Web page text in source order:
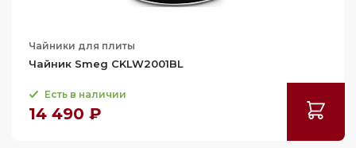
Чайники для плиты
Чайник Smeg CKLW2001BL
Есть в наличии
14 490 ₽